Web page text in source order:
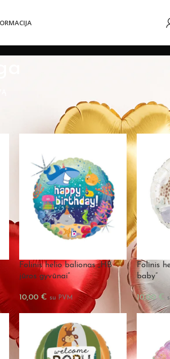
Folinis helio balionas „HB
jūros gyvūnai”
10,00 € su PVM
Folinis
baby”
10,00 €